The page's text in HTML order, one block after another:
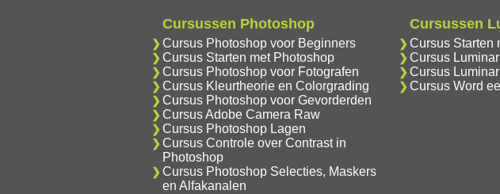
Cursussen Photoshop
Cursus Photoshop voor Beginners
Cursus Starten met Photoshop
Cursus Photoshop voor Fotografen
Cursus Kleurtheorie en Colorgrading
Cursus Photoshop voor Gevorderden
Cursus Adobe Camera Raw
Cursus Photoshop Lagen
Cursus Controle over Contrast in
Photoshop
Cursus Photoshop Selecties, Maskers
en Alfakanalen
Cursussen
Cursus Starten
Cursus
Cursus Luminar
Cursus Word